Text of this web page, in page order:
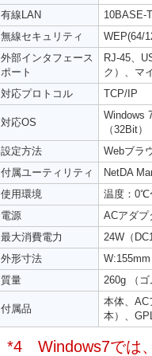
有線LAN
10BASE-
無線セキュリティ
WEP(64/
外部インタフェース
ポート
RJ-45、
ク）、マ
対応プロトコル
TCP/IP
対応OS
Windows
（32Bit）
設定方法
Webブラ
付属ユーティリティ
NetDA
使用環境
温度：0℃
電源
ACアダプ
最大消費電力
24W（
外形寸法
質量
260g （
付属品
本体、AC
本）、
*4 Windows7では